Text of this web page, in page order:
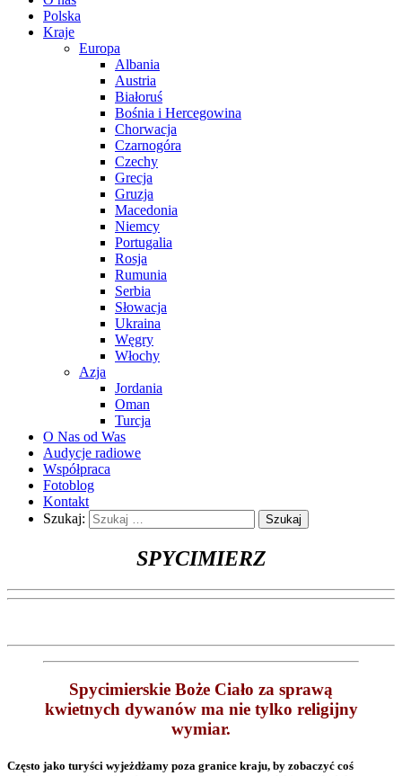
Polska
Kraje
Europa
Albania
Austria
Białoruś
Bośnia i Hercegowina
Chorwacja
Czarnogóra
Czechy
Grecja
Gruzja
Macedonia
Niemcy
Portugalia
Rosja
Rumunia
Serbia
Słowacja
Ukraina
Węgry
Włochy
Azja
Jordania
Oman
Turcja
O Nas od Was
Audycje radiowe
Współpraca
Fotoblog
Kontakt
Szukaj:
SPYCIMIERZ
Spycimierskie Boże Ciało za sprawą
kwietnych dywanów ma nie tylko religijny
wymiar.
Często jako turyści wyjeżdżamy poza granice kraju, by zobaczyć coś